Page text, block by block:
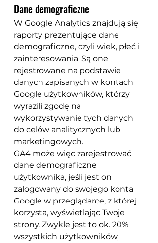
Dane demograficzne
W Google Analytics znajdują się
raporty prezentujące dane
demograficzne, czyli wiek, płeć i
zainteresowania. Są one
rejestrowane na podstawie
danych zapisanych w kontach
Google użytkowników, którzy
wyrazili zgodę na
wykorzystywanie tych danych
do celów analitycznych lub
marketingowych.
GA4 może więc zarejestrować
dane demograficzne
użytkownika, jeśli jest on
zalogowany do swojego konta
Google w przeglądarce, z której
korzysta, wyświetlając Twoje
strony. Zwykle jest to ok. 20%
wszystkich użytkowników,